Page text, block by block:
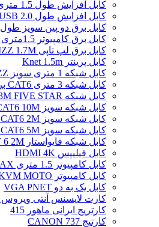
کابل افزایش طول 1.5 متری USB TR-MAX
کابل افزایش طول USB 2.0 سویز 1.5m
کابل برق دو پین سویز طول 1.5 متر
کابل برق کامپیوتر 1.5ﻣﺘﺮی P-NET
کابل برق لپ تاپی SWIZZ 1.7M
کابل پرینتر Knet 1.5m
کابل شبکه 1 متری سویز CAT6 SWIZZ
کابل شبکه 3 متری CAT6 برند FIVE STAR
کابل شبکه CAT5 3M FIVE STAR
کابل شبکه سویز Swizz CAT6 10M
کابل شبکه سویز Swizz CAT6 2M
کابل شبکه سویز Swizz CAT6 5M
کابل شبکه فایواستار FIVE STAR CAT 6 2M
کابل فیلیپس HDMI 4K
کابل کامپیوتر 1.5 متری TR MAX
کابل کامپیوتر M1.5 HDMI VGA KVM MOTO
کابل یک به دو VGA PNET
کارت لایسنس آنتی ویروس ESET
کارتریج ایرانی ماهور 415
کارتیج 737 CANON